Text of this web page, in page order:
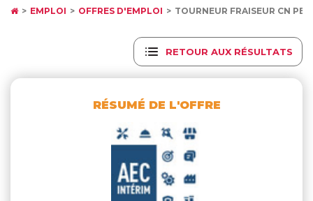
EMPLOI OFFRES D'EMPLOI TOURNEUR FRAISEUR CN
RETOUR AUX RÉSULTATS
RÉSUMÉ DE L'OFFRE